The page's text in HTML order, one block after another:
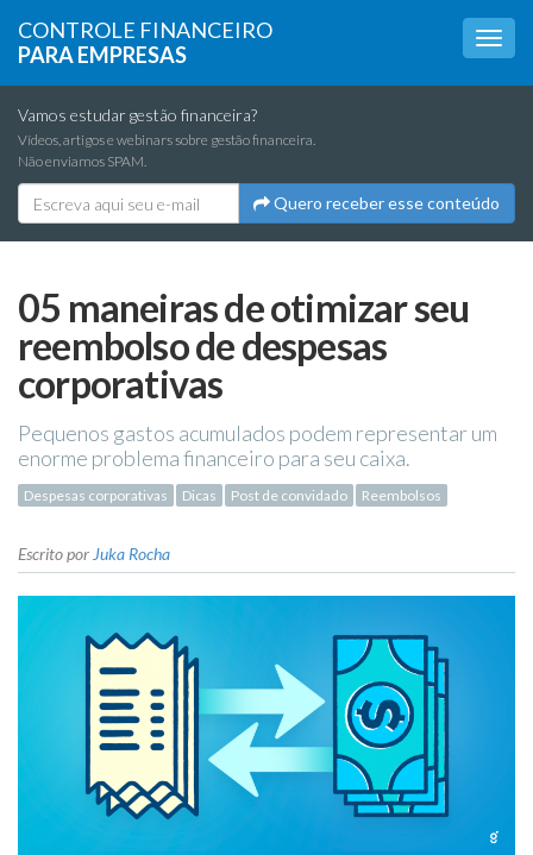
CONTROLE FINANCEIRO
PARA EMPRESAS
Vamos estudar gestão financeira?
Vídeos, artigos e webinars sobre gestão financeira.
Não enviamos SPAM.
Quero receber esse conteúdo
05 maneiras de otimizar seu
reembolso de despesas
corporativas
Pequenos gastos acumulados podem representar um
enorme problema financeiro para seu caixa.
Despesas corporativas Dicas Post de convidado Reembolsos
Escrito por Juka Rocha